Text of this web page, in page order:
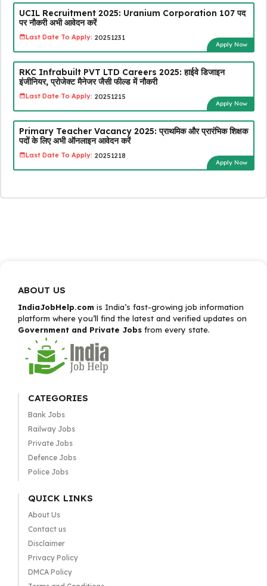
UCIL Recruitment 2025: Uranium Corporation 107 पद
पर नौकरी अभी आवेदन करें
Last Date To Apply: 20251231
Apply Now
RKC Infrabuilt PVT LTD Careers 2025: हाईवे डिजाइन
इंजीनियर, प्रोजेक्ट मैनेजर जैसी फील्ड में नौकरी
Last Date To Apply: 20251215
Apply Now
Primary Teacher Vacancy 2025: प्राथमिक और प्रारंभिक शिक्षक
पदों के लिए अभी ऑनलाइन आवेदन करें
Last Date To Apply: 20251218
Apply Now
ABOUT US
IndiaJobHelp.com is India’s fast-growing job information
platform where you’ll find the latest and verified updates on
Government and Private Jobs from every state.
CATEGORIES
Bank Jobs
Railway Jobs
Private Jobs
Defence Jobs
Police Jobs
QUICK LINKS
About Us
Contact us
Disclaimer
Privacy Policy
DMCA Policy